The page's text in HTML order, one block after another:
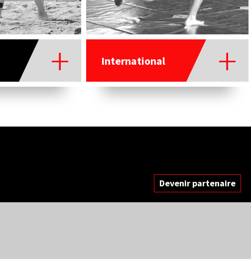
International
Devenir partenaire